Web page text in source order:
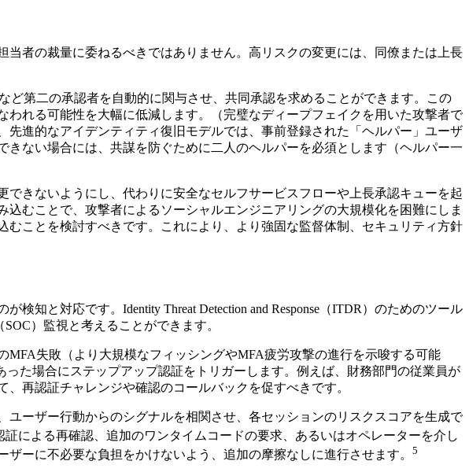
者の裁量に委ねるべきではありません。高リスクの変更には、同僚または上長
第二の承認者を自動的に関与させ、共同承認を求めることができます。この
れる可能性を大幅に低減します。（完璧なディープフェイクを用いた攻撃者で
進的なアイデンティティ復旧モデルでは、事前登録された「ヘルパー」ユーザ
ない場合には、共謀を防ぐために二人のヘルパーを必須とします（ヘルパー一
きないようにし、代わりに安全なセルフサービスフローや上長承認キューを起
むことで、攻撃者によるソーシャルエンジニアリングの大規模化を困難にしま
ことを検討すべきです。これにより、より強固な監督体制、セキュリティ方針
知と対応です。Identity Threat Detection and Response（ITDR）のためのツール
）監視と考えることができます。
失敗（より大規模なフィッシングやMFA疲労攻撃の進行を示唆する可能
た場合にステップアップ認証をトリガーします。例えば、財務部門の従業員が
再認証チャレンジや確認のコールバックを促すべきです。
ーザー行動からのシグナルを相関させ、各セッションのリスクスコアを生成で
による再確認、追加のワンタイムコードの要求、あるいはオペレーターを介し
ーに不必要な負担をかけないよう、追加の摩擦なしに進行させます。 5